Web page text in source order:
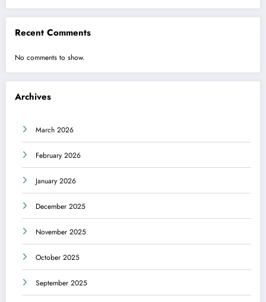
Recent Comments
No comments to show.
Archives
March 2026
February 2026
January 2026
December 2025
November 2025
October 2025
September 2025